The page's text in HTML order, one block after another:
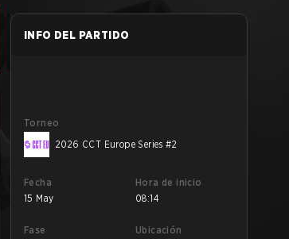
INFO DEL PARTIDO
Torneo
2026 CCT Europe Series #2
Fecha
15 May
Hora de inicio
08:14
Fase
Ubicación